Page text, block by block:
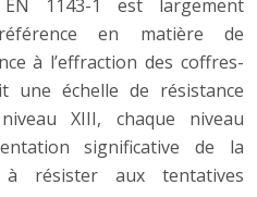
1143-1 est largement
en matière de
à l’effraction des coffres-
une échelle de résistance
XIII, chaque niveau
significative de la
résister aux tentatives